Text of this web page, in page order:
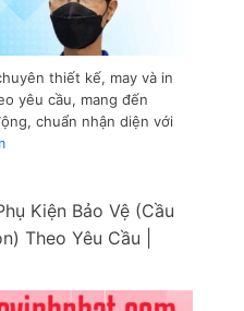
thiết kế, may và in
yêu cầu, mang đến
chuẩn nhận diện với
Kiện Bảo Vệ (Cầu
Theo Yêu Cầu |